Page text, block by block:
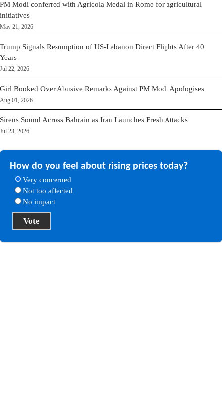
PM Modi conferred with Agricola Medal in Rome for agricultural
initiatives
May 21, 2026
Trump Signals Resumption of US-Lebanon Direct Flights After 40
Years
Jul 22, 2026
Girl Booked Over Abusive Remarks Against PM Modi Apologises
Aug 01, 2026
Sirens Sound Across Bahrain as Iran Launches Fresh Attacks
Jul 23, 2026
How do you feel about rising prices today?
Very concerned
Not too affected
No impact